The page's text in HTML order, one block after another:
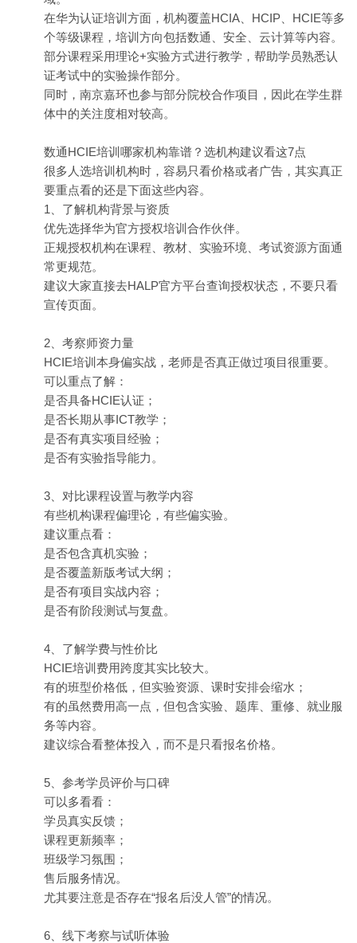
在华为认证培训方面，机构覆盖HCIA、HCIP、HCIE等多
个等级课程，培训方向包括数通、安全、云计算等内容。
部分课程采用理论+实验方式进行教学，帮助学员熟悉认
证考试中的实验操作部分。
同时，南京嘉环也参与部分院校合作项目，因此在学生群
体中的关注度相对较高。
数通HCIE培训哪家机构靠谱？选机构建议看这7点
很多人选培训机构时，容易只看价格或者广告，其实真正
要重点看的还是下面这些内容。
1、了解机构背景与资质
优先选择华为官方授权培训合作伙伴。
正规授权机构在课程、教材、实验环境、考试资源方面通
常更规范。
建议大家直接去HALP官方平台查询授权状态，不要只看
宣传页面。
2、考察师资力量
HCIE培训本身偏实战，老师是否真正做过项目很重要。
可以重点了解：
是否具备HCIE认证；
是否长期从事ICT教学；
是否有真实项目经验；
是否有实验指导能力。
3、对比课程设置与教学内容
有些机构课程偏理论，有些偏实验。
建议重点看：
是否包含真机实验；
是否覆盖新版考试大纲；
是否有项目实战内容；
是否有阶段测试与复盘。
4、了解学费与性价比
HCIE培训费用跨度其实比较大。
有的班型价格低，但实验资源、课时安排会缩水；
有的虽然费用高一点，但包含实验、题库、重修、就业服
务等内容。
建议综合看整体投入，而不是只看报名价格。
5、参考学员评价与口碑
可以多看看：
学员真实反馈；
课程更新频率；
班级学习氛围；
售后服务情况。
尤其要注意是否存在“报名后没人管”的情况。
6、线下考察与试听体验